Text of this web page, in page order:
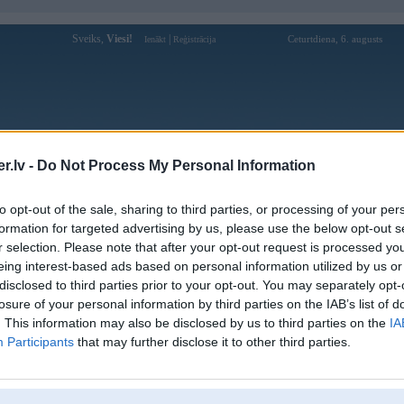
- Do Not Process My Personal Information
opt-out of the sale, sharing to third parties, or processing of your
for targeted advertising by us, please use the below opt-out
selection. Please note that after your opt-out request is processed
interest-based ads based on personal information utilized by us
to third parties prior to your opt-out. You may separately
of your personal information by third parties on the IAB’s list of
This information may also be disclosed by us to third parties on the
Participants that may further disclose it to other third parties.
Sveiks, Viesi! Ienākt Reģistrācija Ceturtdiena, 6. augusts
Forums Galerijas Reģistrācija Lietotāji
Lietotāja mv66xin profils
Lietotājvārds:
mv66xin
Ziņojumi forumā:
0
Pēdējie ziņojumi forumā